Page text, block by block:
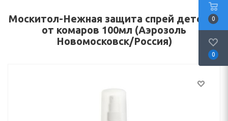
Москитол-Нежная защита спрей детский
от комаров 100мл (Аэрозоль
Новомосковск/Россия)
0
0